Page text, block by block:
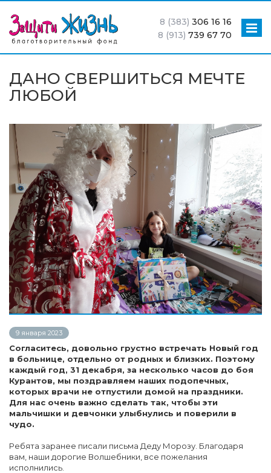
8 (383) 306 16 16
8 (913) 739 67 70
ДАНО СВЕРШИТЬСЯ МЕЧТЕ
ЛЮБОЙ
9 января 2023
Согласитесь, довольно грустно встречать Новый год
в больнице, отдельно от родных и близких. Поэтому
каждый год, 31 декабря, за несколько часов до боя
Курантов, мы поздравляем наших подопечных,
которых врачи не отпустили домой на праздники.
Для нас очень важно сделать так, чтобы эти
мальчишки и девчонки улыбнулись и поверили в
чудо.
Ребята заранее писали письма Деду Морозу. Благодаря
вам, наши дорогие Волшебники, все пожелания
исполнились.